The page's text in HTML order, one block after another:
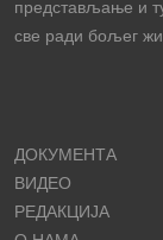
представљање и
све ради бољег
ДОКУМЕНТА
ВИДЕО
РЕДАКЦИЈА